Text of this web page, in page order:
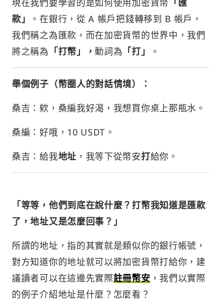
款」
。在銀行，從 A 帳戶把錢轉移到 B 帳戶，
我們稱之為匯款，而在加密貨幣的世界中，我們
將之稱為 「打幣」，動詞為 「打」 。
舉個例子 （幣圈人的對話情境）：
桑吉：欸，桑編我好渴，我想買你桌上那瓶水。
桑編：好哦，10 USDT。
桑吉：給我地址 ，我等下從幣安打給你。
「等等，他們到底在說什麼？打幣我知道是匯款
了，地址又是怎麼回事？」
所謂的地址，指的其實就是類似你的銀行帳號，
對方知道你的地址就可以將加密貨幣打給你，建
議讀者可以在這邊先實際註冊幣安，我們以實際
的例子介紹地址是什麼？怎麼看？